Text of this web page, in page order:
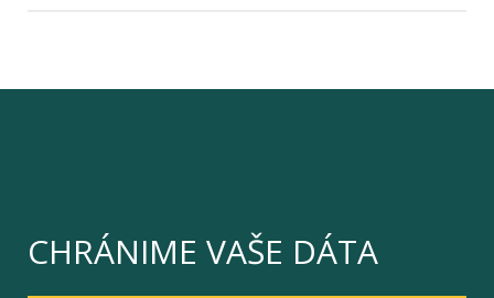
CHRÁNIME VAŠE DÁTA